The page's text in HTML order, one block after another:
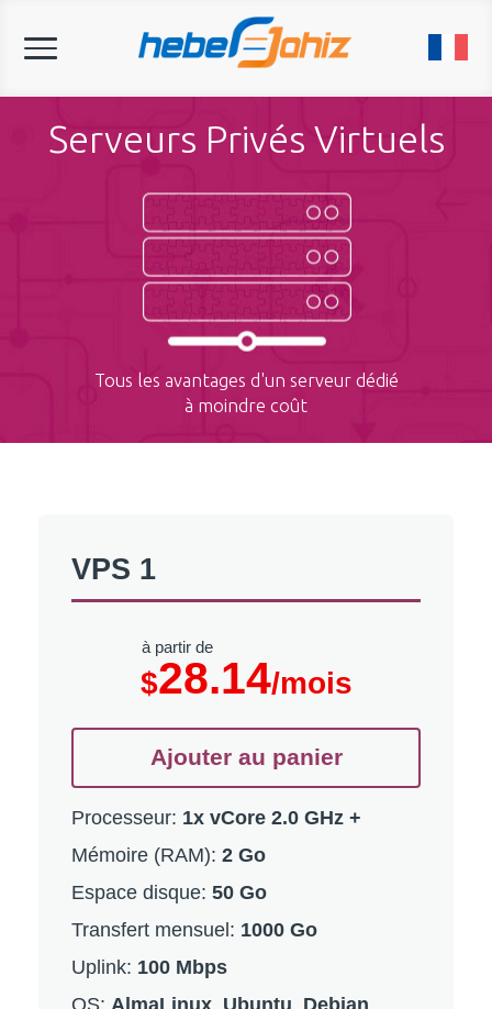
Toggle
Serveurs Privés Virtuels
Tous les avantages d'un serveur dédié
à moindre coût
VPS 1
à partir de
$28.14/mois
Ajouter au panier
Processeur: 1x vCore 2.0 GHz +
Mémoire (RAM): 2 Go
Espace disque: 50 Go
Transfert mensuel: 1000 Go
Uplink: 100 Mbps
OS: AlmaLinux, Ubuntu, Debian